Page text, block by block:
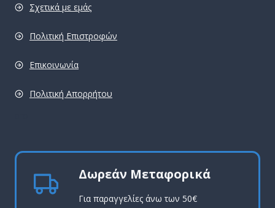
Σχετικά με εμάς
Πολιτική Επιστροφών
Επικοινωνία
Πολιτική Απορρήτου
Δωρεάν Μεταφορικά
Για παραγγελίες άνω των 50€